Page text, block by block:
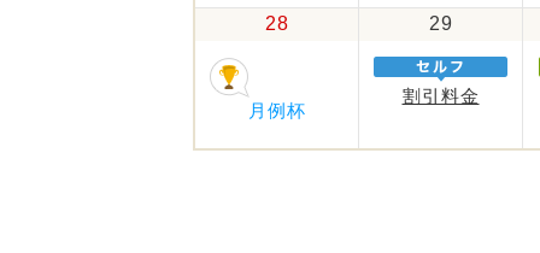
28
月例杯
29
割引料金